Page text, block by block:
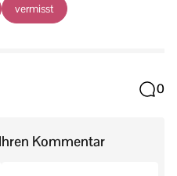
vermisst
0
Kommentar